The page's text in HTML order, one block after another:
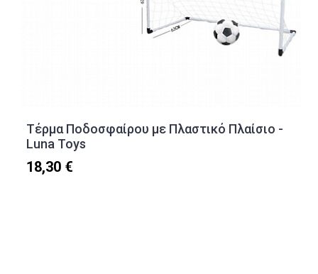
Τέρμα Ποδοσφαίρου με Πλαστικό Πλαίσιο -
Luna Toys
18,30 €